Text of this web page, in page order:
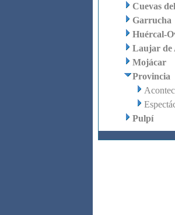
Cuevas
Garrucha
Huércal-
Laujar de
Mojácar
Provincia
Pulpí